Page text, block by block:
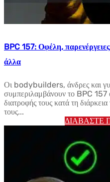
BPC 157: Οφέλη,
άλλα
Οι bodybuilders, άνδρες και
συμπεριλαμβάνουν το BPC
διατροφής τους κατά τη
τους...
ΔΙΑΒΆΣΤΕ